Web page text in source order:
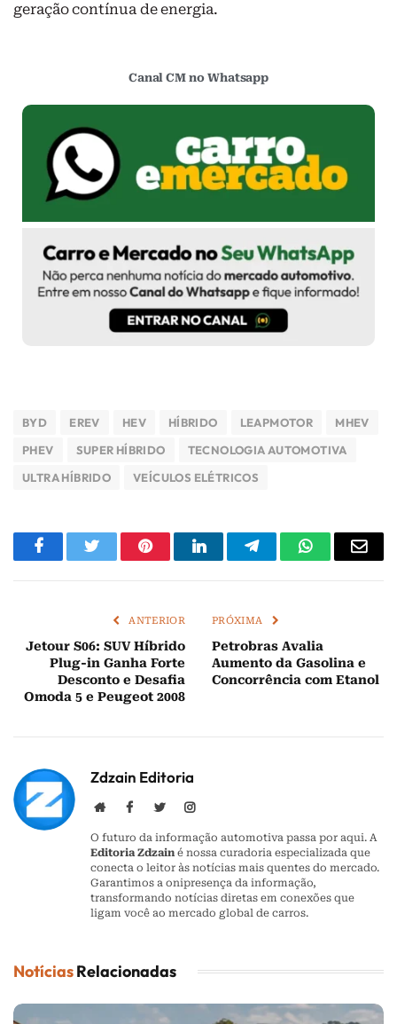
geração contínua de energia.
Canal CM no Whatsapp
BYD EREV HEV HÍBRIDO LEAPMOTOR
MHEV
PHEV
SUPER HÍBRIDO
TECNOLOGIA AUTOMOTIVA
ULTRA HÍBRIDO
VEÍCULOS ELÉTRICOS
FacebookTwitterPinterestLinkedInTelegramWhatsApp
E-
ANTERIOR
Jetour S06: SUV Híbrido
Plug-in Ganha Forte
Desconto e Desafia
Omoda 5 e Peugeot 2008
PRÓXIMA
Petrobras Avalia
Aumento da Gasolina e
Concorrência com Etanol
Zdzain Editoria
WebsiteFacebookTwitterInstagram
O futuro da informação automotiva passa por aqui. A
Editoria Zdzain é nossa curadoria especializada que
conecta o leitor às notícias mais quentes do mercado.
Garantimos a onipresença da informação,
transformando notícias diretas em conexões que
ligam você ao mercado global de carros.
NotíciasRelacionadas